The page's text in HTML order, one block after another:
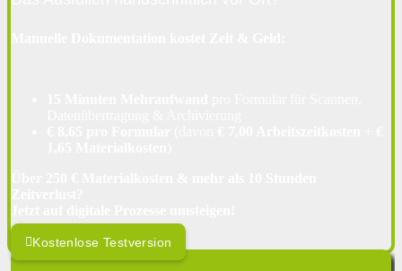
Kostenlose Testversion